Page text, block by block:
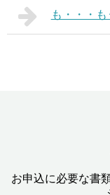
も・・・
お申込に必要な書